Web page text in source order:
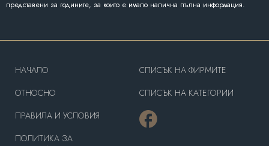
представени за годините, за които е имало налична пълна информация.
HAЧАЛО
OТНОСНО
ПРАВИЛА И УСЛОВИЯ
ПОЛИТИКА ЗА
СПИСЪК НА ФИРМИТЕ
СПИСЪК НА КАТЕГОРИИ